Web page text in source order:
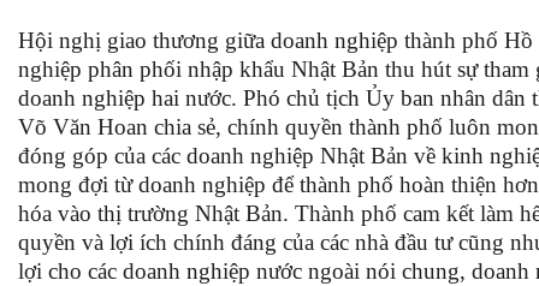
Hội nghị giao thương giữa doanh nghiệp thành phố
nghiệp phân phối nhập khẩu Nhật Bản thu hút sự tham
doanh nghiệp hai nước. Phó chủ tịch Ủy ban nhân
Võ Văn Hoan chia sẻ, chính quyền thành phố luôn
đóng góp của các doanh nghiệp Nhật Bản về kinh
mong đợi từ doanh nghiệp để thành phố hoàn thiện
hóa vào thị trường Nhật Bản. Thành phố cam kết làm
quyền và lợi ích chính đáng của các nhà đầu tư cũng
lợi cho các doanh nghiệp nước ngoài nói chung,